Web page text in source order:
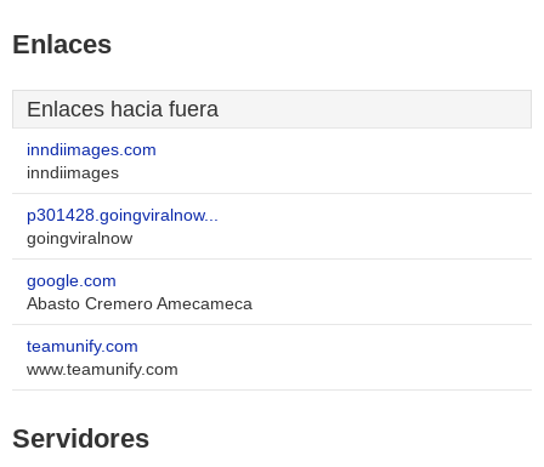
Enlaces
Enlaces hacia fuera
inndiimages.com
inndiimages
p301428.goingviralnow...
goingviralnow
google.com
Abasto Cremero Amecameca
teamunify.com
www.teamunify.com
Servidores